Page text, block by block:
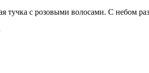
с розовыми волосами. С небом